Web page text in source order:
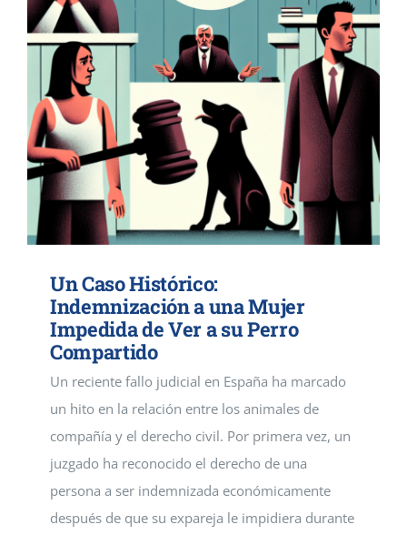
Un Caso Histórico:
Indemnización a una Mujer
Impedida de Ver a su Perro
Compartido
Un reciente fallo judicial en España ha marcado
un hito en la relación entre los animales de
compañía y el derecho civil. Por primera vez, un
juzgado ha reconocido el derecho de una
persona a ser indemnizada económicamente
después de que su expareja le impidiera durante